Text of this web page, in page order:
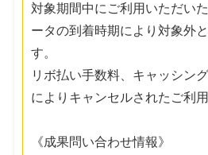
対象期間中にご利用いただい
ータの到着時期により対象外
す。
リボ払い手数料、キャッシン
によりキャンセルされたご利
《成果問い合わせ情報》